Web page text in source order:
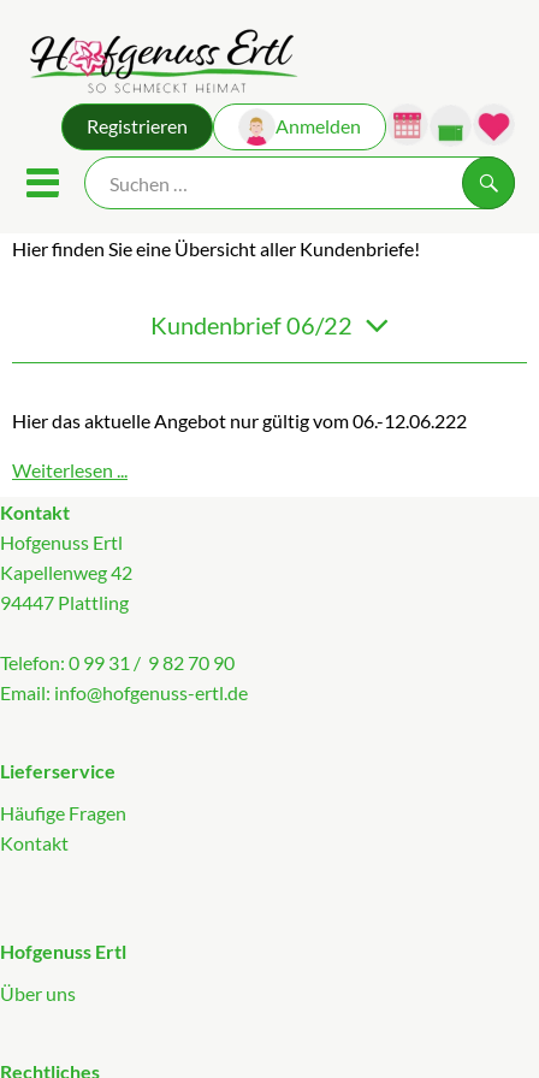
Registrieren Anmelden
Mobiles Menu öffnen oder
Frischeprodukte
Über uns
Hier finden Sie eine Übersicht aller Kundenbriefe!
Kundenbrief 06/22
Hier das aktuelle Angebot nur gültig vom 06.-12.06.222
Weiterlesen ...
Kontakt
Hofgenuss Ertl
Kapellenweg 42
94447 Plattling
Telefon: 0 99 31 / 9 82 70 90
Email: info@hofgenuss-ertl.de
Lieferservice
Häufige Fragen
Kontakt
Hofgenuss Ertl
Über uns
Rechtliches